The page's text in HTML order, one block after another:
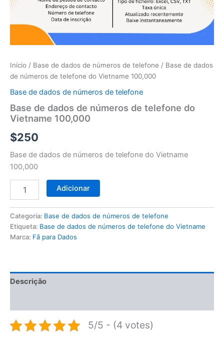
Início / Base de dados de números de telefone / Base de dados
de números de telefone do Vietname 100,000
Base de dados de números de telefone
Base de dados de números de telefone do
Vietname 100,000
$250
Base de dados de números de telefone do Vietname
100,000
telefone
do
Vietname
Adicionar
Categoria: Base de dados de números de telefone
Etiqueta: Base de dados de números de telefone do Vietname
Marca: Fã para Dados
Descrição
5/5 - (4 votes)